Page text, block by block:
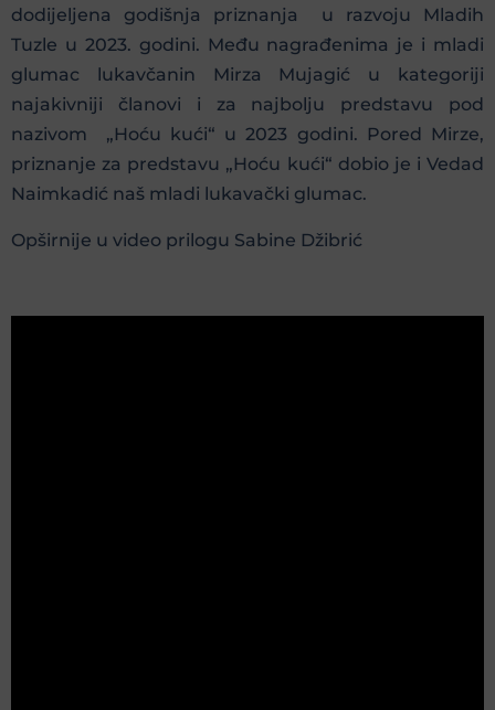
dodijeljena godišnja priznanja u razvoju Mladih
Tuzle u 2023. godini. Među nagrađenima je i mladi
glumac lukavčanin Mirza Mujagić u kategoriji
najakivniji članovi i za najbolju predstavu pod
nazivom „Hoću kući“ u 2023 godini. Pored Mirze,
priznanje za predstavu „Hoću kući“ dobio je i Vedad
Naimkadić naš mladi lukavački glumac.
Opširnije u video prilogu Sabine Džibrić